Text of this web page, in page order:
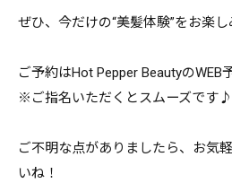
ぜひ、今だけの“美髪体験”をお楽
ご予約はHot Pepper BeautyのWEB
※ご指名いただくとスムーズです♪
ご不明な点がありましたら、お気
いね！